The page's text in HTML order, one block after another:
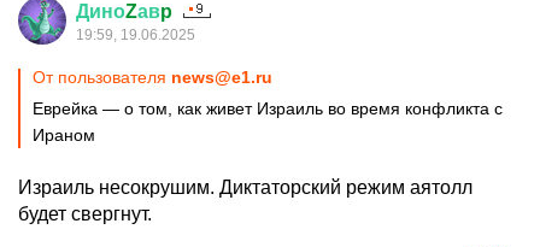
ДиноZавp
19:59, 19.06.2025
От пользователя news@e1.ru
Еврейка — о том, как живет Израиль во время конфликта с
Ираном
Израиль несокрушим. Диктаторский режим аятолл
будет свергнут.